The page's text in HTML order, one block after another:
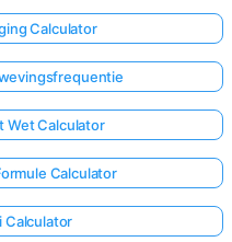
Calculator
Wet Calculator
Calculator
Calculator